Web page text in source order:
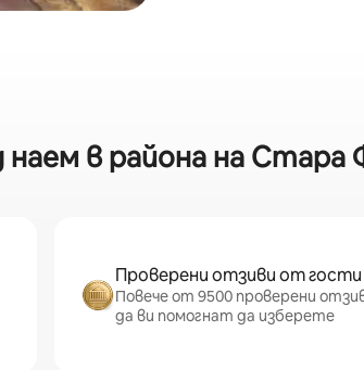
в района на Стара
Проверени отзиви от гости
Повече от 9500 проверени
да ви помогнат да изберете